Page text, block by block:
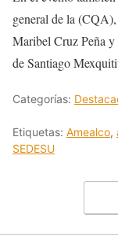
general de la
Maribel Cruz Peña
de Santiago
Categorías:
Etiquetas: Amealco,
SEDESU